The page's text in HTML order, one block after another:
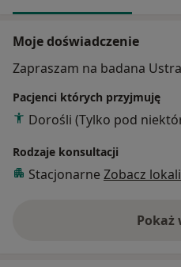
Moje doświadczenie
Zapraszam na badana
Pacjenci których przyjmuję
Dorośli (Tylko pod
Rodzaje konsultacji
Stacjonarne Zobacz
Pokaż